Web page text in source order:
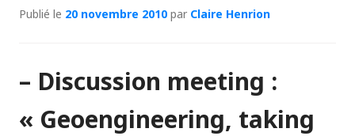
Publié le 20 novembre 2010 par Claire Henrion
– Discussion meeting :
« Geoengineering, taking